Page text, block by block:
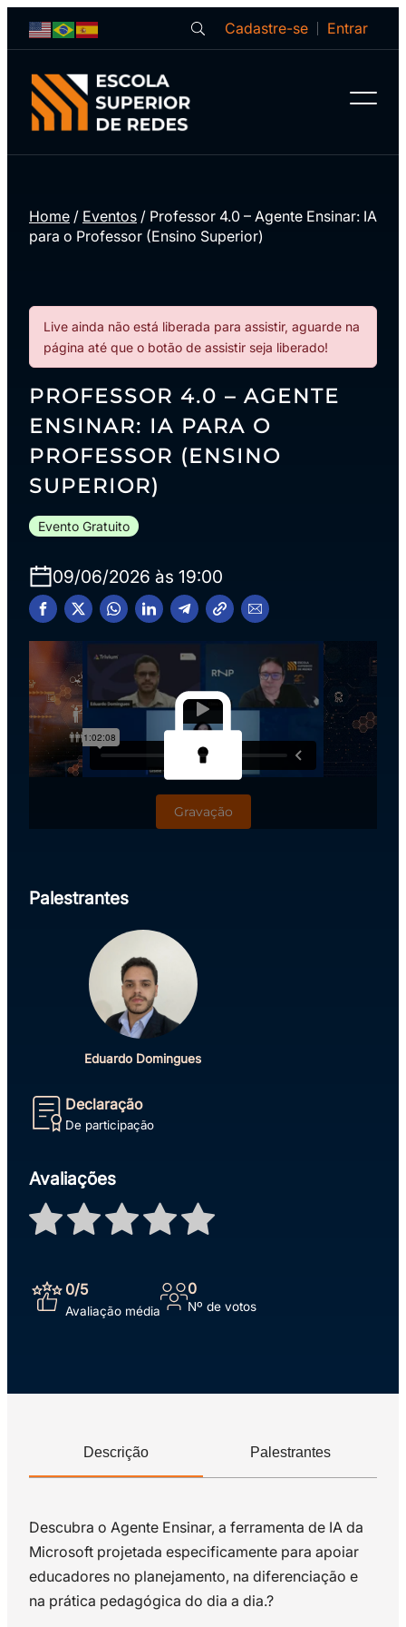
Cadastre-se Entrar
Home / Eventos / Professor 4.0 – Agente Ensinar: IA
para o Professor​ (Ensino Superior)
Live ainda não está liberada para assistir, aguarde na
página até que o botão de assistir seja liberado!
PROFESSOR 4.0 – AGENTE
ENSINAR: IA PARA O
PROFESSOR​ (ENSINO
SUPERIOR)
Evento Gratuito
09/06/2026 às 19:00
Gravação
Palestrantes
Eduardo Domingues
Declaração
De participação
Avaliações
0/5
Avaliação média
0
Nº de votos
Descrição Palestrantes
Descubra o Agente Ensinar, a ferramenta de IA da
Microsoft projetada especificamente para apoiar
educadores no planejamento, na diferenciação e
na prática pedagógica do dia a dia.?